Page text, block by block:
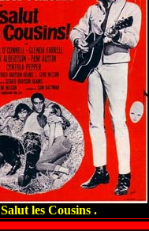
Salut les Cousins .